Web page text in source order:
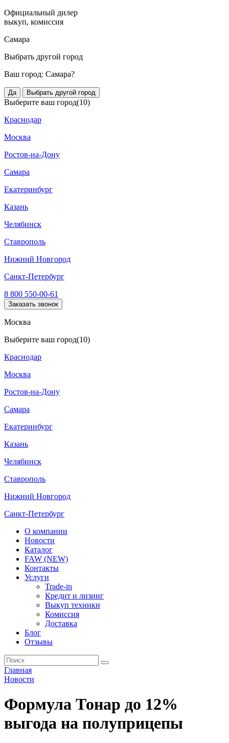
Официальный дилер
выкуп, комиссия
Самара
Выбрать другой город
Ваш город: Самара?
Да Выбрать другой город
Выберите ваш город(10)
Краснодар
Москва
Ростов-на-Дону
Самара
Екатеринбург
Казань
Челябинск
Ставрополь
Нижний Новгород
Санкт-Петербург
8 800 550-00-61
Заказать звонок
Москва
Выберите ваш город(10)
Краснодар
Москва
Ростов-на-Дону
Самара
Екатеринбург
Казань
Челябинск
Ставрополь
Нижний Новгород
Санкт-Петербург
О компании
Новости
Каталог
FAW (NEW)
Контакты
Услуги
Trade-in
Кредит и лизинг
Выкуп техники
Комиссия
Доставка
Блог
Отзывы
Главная
Новости
Формула Тонар до 12%
выгода на полуприцепы